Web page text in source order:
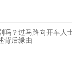
吗？过马路向开车人
背后缘由